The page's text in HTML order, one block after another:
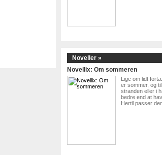
Noveller »
Novellix: Om sommeren
Lige om lidt
er sommer, og
stranden eller i
bedre end at
Hertil passer